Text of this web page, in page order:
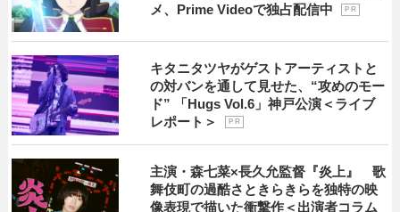
メ、Prime Videoで独占配信中
P R
キタニタツヤがゲストアーティストと
の対バンを通して見せた、“攻めのモー
ド” 「Hugs Vol.6」神戸公演＜ライブ
レポート＞
P R
主演・森七菜×長久允監督『炎上』 歌
舞伎町の過酷さときらきらを独特の映
像表現で描いた衝撃作＜出演者コラム